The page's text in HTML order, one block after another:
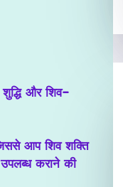
शुद्धि और शिव-
आप शिव शक्ति
कराने की